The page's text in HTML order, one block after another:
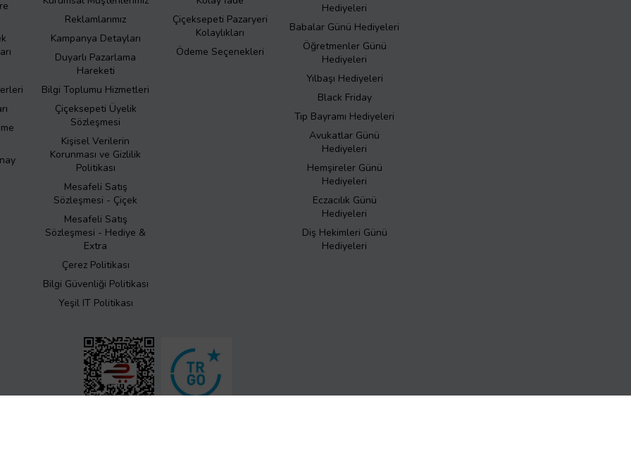
Reklamlarımız
Kampanya Detayları
Duyarlı Pazarlama
Hareketi
Bilgi Toplumu Hizmetleri
Çiçeksepeti Üyelik
Sözleşmesi
Kişisel Verilerin
Korunması ve Gizlilik
Politikası
Mesafeli Satış
Sözleşmesi - Çiçek
Mesafeli Satış
Sözleşmesi - Hediye &
Extra
Çerez Politikası
Bilgi Güvenliği Politikası
Yeşil IT Politikası
Çiçeksepeti Pazaryeri
Kolaylıkları
Ödeme Seçenekleri
Hediyeleri
Babalar Günü Hediyeleri
Öğretmenler Günü
Hediyeleri
Yılbaşı Hediyeleri
Black Friday
Tıp Bayramı Hediyeleri
Avukatlar Günü
Hediyeleri
Hemşireler Günü
Hediyeleri
Eczacılık Günü
Hediyeleri
Diş Hekimleri Günü
Hediyeleri